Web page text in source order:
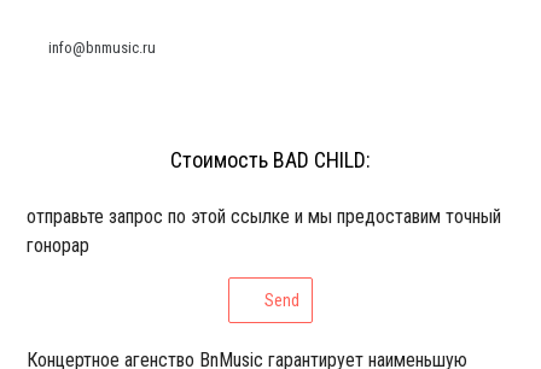
info@bnmusic.ru
Стоимость BAD CHILD:
отправьте запрос по этой ссылке и мы предоставим точный
гонорар
Send
Концертное агенство BnMusic гарантирует наименьшую